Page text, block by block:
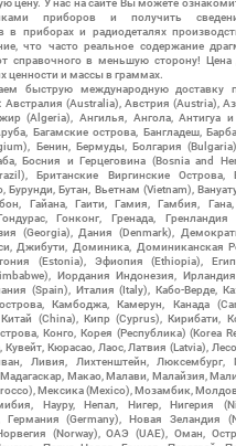
цену. У нас на сайте Вы можете
приборов и получить
в приборах и радиодеталях
что часто реальное содержание
справочного в меньшую сторону! Цена
ценности и массы в граммах.
быструю международную доставку
Австралия (Australia), Австрия (Austria),
(Algeria), Ангилья, Ангола, Антигуа и
Багамские острова, Бангладеш,
Бенин, Бермуды, Болгария
Босния и Герцеговина (Bosnia and
Британские Виргинские Острова,
Бурунди, Бутан, Вьетнам (Vietnam),
Гайана, Гаити, Гамия, Гамбия, Гана,
Гонконг, Гренада, Гренландия
(Georgia), Дания (Denmark),
Джибути, Доминика, Доминиканская
(Estonia), Эфиопия (Ethiopia),
Иордания Индонезия,
(Spain), Италия (Italy), Кабо-Верде,
Камбоджа, Камерун, Канада
Китай (China), Кипр (Cyprus), Кирибати,
Конго, Корея (Республика) (Korea
Кувейт, Кюрасао, Лаос, Латвия (Latvia),
Ливия, Лихтенштейн,
Макао, Малави, Малайзия,
Мексика (Mexico), Мозамбик,
Науру, Непал, Нигер, Нигерия
Германия (Germany), Новая Зеландия
(Norway), ОАЭ (UAE), Оман,